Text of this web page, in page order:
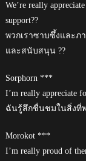
We’re really
support??
พวกเราซาบซึ้งและภ
และสนับสนุน ??
Sorphorn ***
I’m really appreciate
ฉันรู้สึกชื่นชมในสิ่งที่
Morokot ***
I’m really proud of